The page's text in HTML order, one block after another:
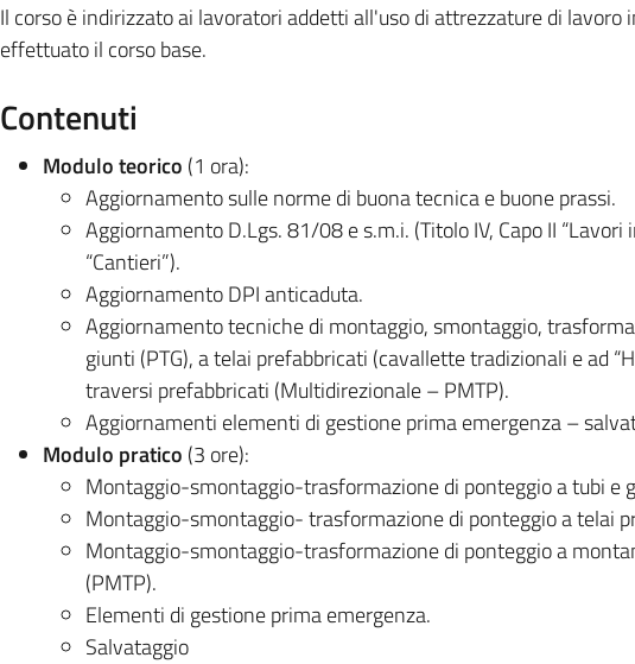
Il corso è indirizzato ai lavoratori addetti all'uso di attrezzature di lavoro
effettuato il corso base.
Contenuti
Modulo teorico (1 ora):
Aggiornamento sulle norme di buona tecnica e buone prassi.
Aggiornamento D.Lgs. 81/08 e s.m.i. (Titolo IV, Capo II “Lavori
“Cantieri”).
Aggiornamento DPI anticaduta.
Aggiornamento tecniche di montaggio, smontaggio,
giunti (PTG), a telai prefabbricati (cavallette tradizionali e ad
traversi prefabbricati (Multidirezionale – PMTP).
Aggiornamenti elementi di gestione prima emergenza –
Modulo pratico (3 ore):
Montaggio-smontaggio-trasformazione di ponteggio a tubi e
Montaggio-smontaggio- trasformazione di ponteggio a telai
Montaggio-smontaggio-trasformazione di ponteggio a
(PMTP).
Elementi di gestione prima emergenza.
Salvataggio